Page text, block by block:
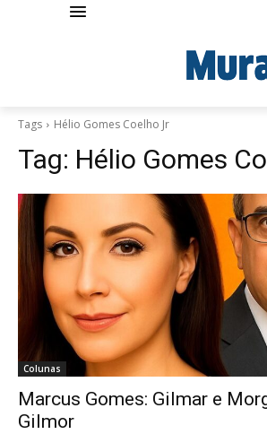
Tags Hélio Gomes Coelho Jr
Tag: Hélio Gomes
Colunas
Marcus Gomes: Gilmar e
Gilmor